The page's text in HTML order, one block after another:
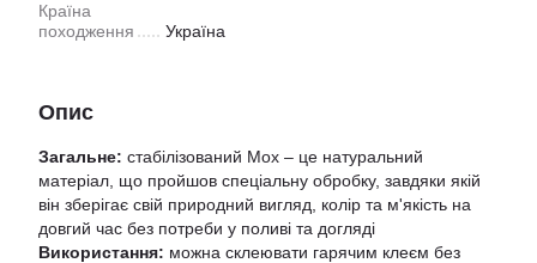
Країна
походження
Україна
Опис
Загальне: стабілізований Мох – це натуральний
матеріал, що пройшов спеціальну обробку, завдяки якій
він зберігає свій природний вигляд, колір та м'якість на
довгий час без потреби у поливі та догляді
Використання: можна склеювати гарячим клеєм без